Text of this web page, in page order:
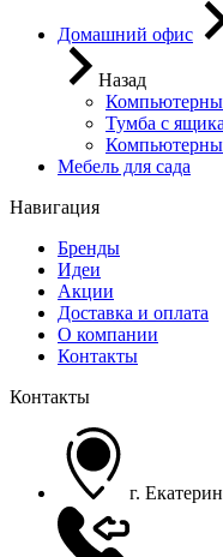
Домашний офис
Назад
Тумба с
Мебель для сада
Навигация
Бренды
Идеи
Акции
Доставка и оплата
О компании
Контакты
Контакты
г.